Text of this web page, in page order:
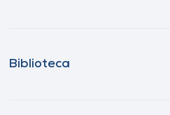
Biblioteca